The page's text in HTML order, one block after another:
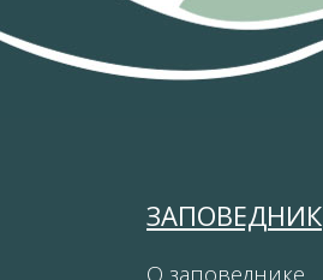
ЗАПОВЕДНИК